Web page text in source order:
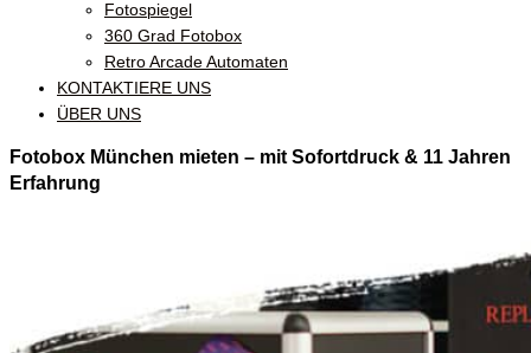
Fotospiegel
360 Grad Fotobox
Retro Arcade Automaten
KONTAKTIERE UNS
ÜBER UNS
Fotobox München mieten – mit Sofortdruck & 11 Jahren
Erfahrung